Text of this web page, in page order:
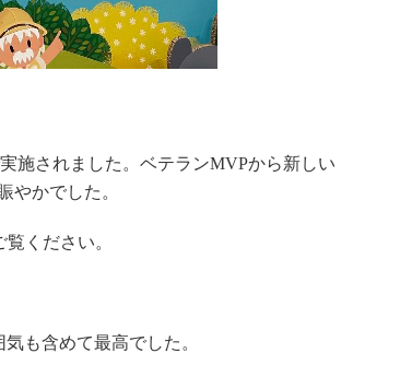
施されました。ベテランMVPから新しい
やかでした。
覧ください。
も含めて最高でした。